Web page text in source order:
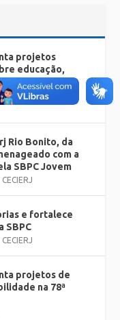
projetos
educação,
Innovation
Rio Bonito, da
com a
SBPC Jovem
e fortalece
SBPC
projetos de
na 78ª